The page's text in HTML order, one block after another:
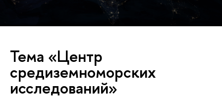
Тема «Центр
средиземноморских
исследований»